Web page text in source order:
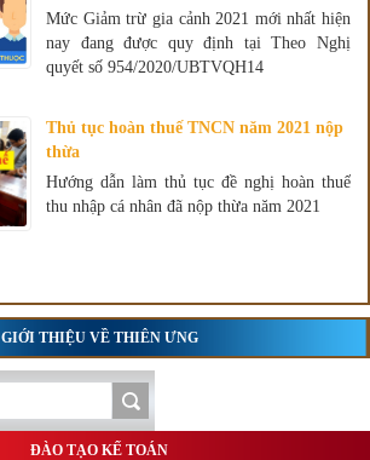
Mức Giảm trừ gia cảnh 2021 mới nhất hiện
nay đang được quy định tại Theo Nghị
quyết số 954/2020/UBTVQH14
Thủ tục hoàn thuế TNCN năm 2021 nộp
thừa
Hướng dẫn làm thủ tục đề nghị hoàn thuế
thu nhập cá nhân đã nộp thừa năm 2021
GIỚI THIỆU VỀ THIÊN ƯNG
ĐÀO TẠO KẾ TOÁN